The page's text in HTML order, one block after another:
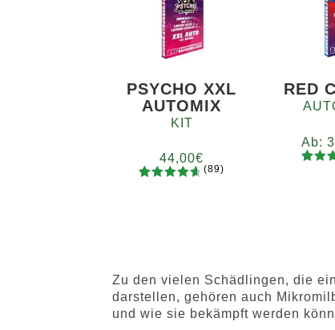
PSYCHO XXL
AUTOMIX
KIT
44,00€
Kundenb
ewertung
en
(89)
RED
Ab:
Zu den vielen Schädlingen, die
darstellen, gehören auch
und wie sie bekämpft werden